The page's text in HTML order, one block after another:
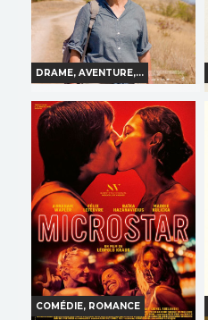
DRAME, AVENTURE,...
L'AVENTURE RÊVÉE
Horaires et Infos
Bande-annonce
Réservation
TOUT PUBLIC VO
COMÉDIE, ROMANCE